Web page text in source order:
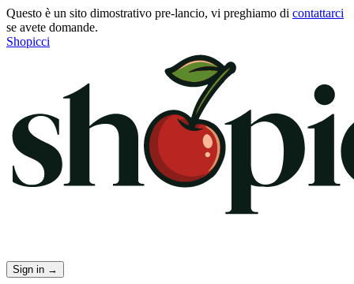
Questo è un sito dimostrativo pre-lancio, vi preghiamo di contattarci
se avete domande.
Shopicci
Sign in →